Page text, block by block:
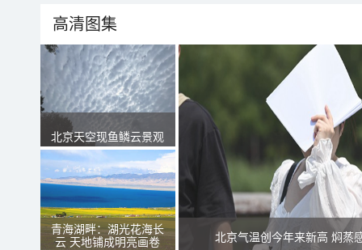
高清图集
北京天空现鱼鳞云景观
青海湖畔：湖光花海长
云 天地铺成明亮画卷
北京气温创今年来新高 焖蒸